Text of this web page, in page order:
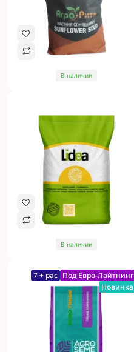
В наличии
В наличии
7 + рас Под Евро-Лайтнинг
Новинка